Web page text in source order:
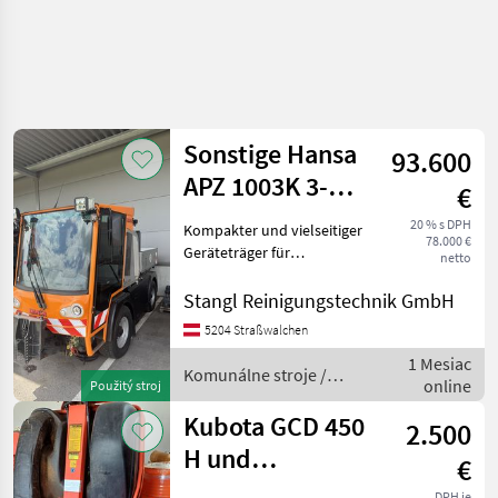
Použitý stroj
Sonstige Hansa
APZ 1003K 3-
Seitenkipper, BJ
2022
93.600
€
20 % s DPH
78.000 €
netto
Kompakter und vielseitiger
Geräteträger für
Bauhöfe, Winterdienst
sowie Grünflächenpflege.
Der hydraulische 3-
einfach
Stangl Reinigungstechnik GmbH
5204 Straßwalchen
Komunálne stroje /
Sonstige
1 Mesiac
online
Kubota GCD 450
H und
2.500
€